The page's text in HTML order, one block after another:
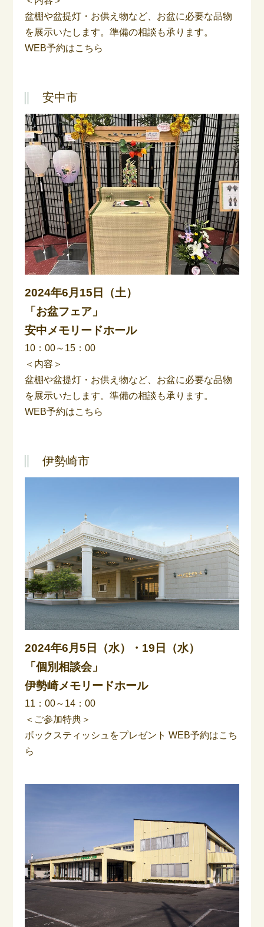
盆棚や盆提灯・お供え物など、お盆に必要な品物
を展示いたします。準備の相談も承ります。
WEB予約はこちら
安中市
2024年6月15日（土）
「お盆フェア」
安中メモリードホール
10：00～15：00
＜内容＞
盆棚や盆提灯・お供え物など、お盆に必要な品物
を展示いたします。準備の相談も承ります。
WEB予約はこちら
伊勢崎市
2024年6月5日（水）・19日（水）
「個別相談会」
伊勢崎メモリードホール
11：00～14：00
＜ご参加特典＞
ボックスティッシュをプレゼントWEB予約はこち
ら